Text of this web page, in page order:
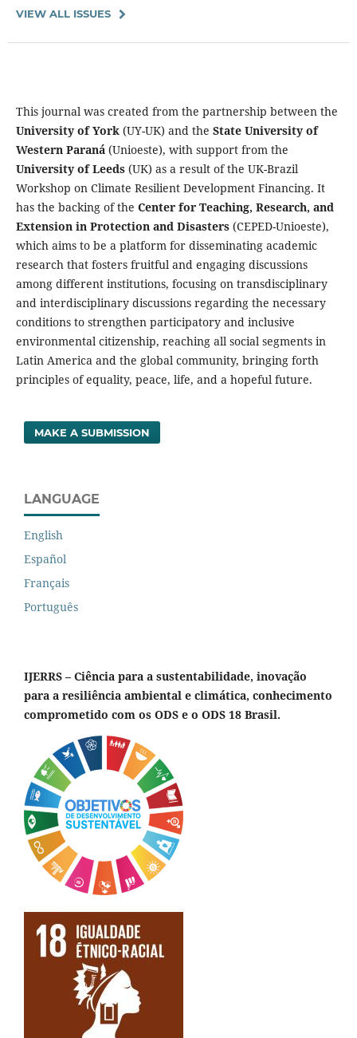
VIEW ALL ISSUES
This journal was created from the partnership between the
University of York(UY-UK) and the State University of
Western Paraná (Unioeste), with support from the
University of Leeds(UK) as a result of the UK-Brazil
Workshop on Climate Resilient Development Financing. It
has the backing of the Center for Teaching, Research, and
Extension in Protection and Disasters(CEPED-Unioeste),
which aims to be a platform for disseminating academic
research that fosters fruitful and engaging discussions
among different institutions, focusing on transdisciplinary
and interdisciplinary discussions regarding the necessary
conditions to strengthen participatory and inclusive
environmental citizenship, reaching all social segments in
Latin America and the global community, bringing forth
principles of equality, peace, life, and a hopeful future.
MAKE A SUBMISSION
LANGUAGE
English
Español
Français
Português
IJERRS – Ciência para a sustentabilidade, inovação
para a resiliência ambiental e climática, conhecimento
comprometido com os ODS e o ODS 18 Brasil.